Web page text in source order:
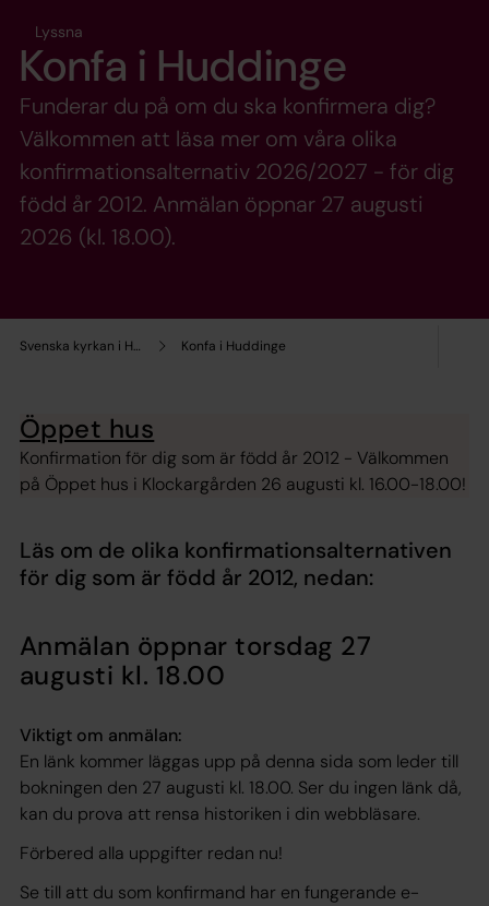
Svenska kyrkan i Huddinge Konfa i Huddinge
Lyssna
Konfa i Huddinge
Funderar du på om du ska konfirmera dig?
Välkommen att läsa mer om våra olika
konfirmationsalternativ 2026/2027 - för dig
född år 2012. Anmälan öppnar 27 augusti
2026 (kl. 18.00).
Öppet hus
Konfirmation för dig som är född år 2012 - Välkommen
på Öppet hus i Klockargården 26 augusti kl. 16.00-18.00!
Läs om de olika konfirmationsalternativen
för dig som är född år 2012, nedan:
Anmälan öppnar torsdag 27
augusti kl. 18.00
Viktigt om anmälan:
En länk kommer läggas upp på denna sida som leder till
bokningen den 27 augusti kl. 18.00. Ser du ingen länk då,
kan du prova att rensa historiken i din webbläsare.
Förbered alla uppgifter redan nu!
Se till att du som konfirmand har en fungerande e-